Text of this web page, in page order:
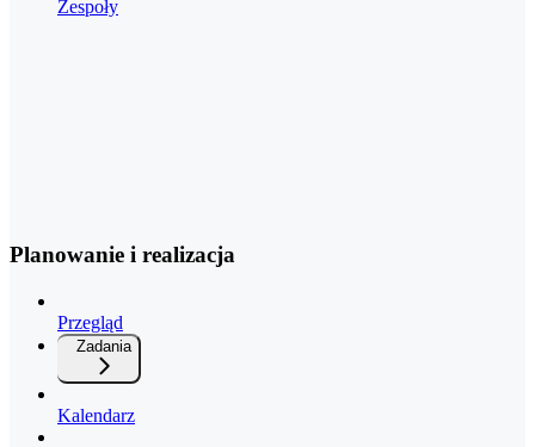
Zespoły
Planowanie i realizacja
Przegląd
Zadania
Kalendarz